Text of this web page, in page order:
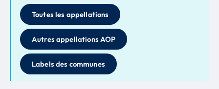
Toutes les appellations
Autres appellations AOP
Labels des communes